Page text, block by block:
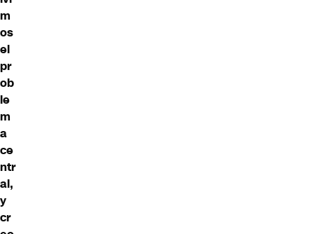
m
os
el
pr
ob
le
m
a
ce
ntr
al,
y
cr